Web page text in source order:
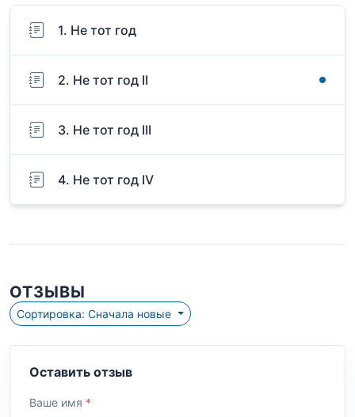
1. Не тот год
2. Не тот год II
3. Не тот год III
4. Не тот год IV
ОТЗЫВЫ
Сортировка: Сначала новые
Оставить отзыв
Ваше имя *